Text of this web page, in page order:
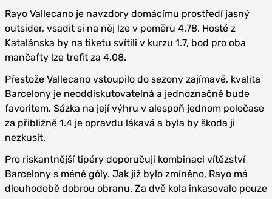
Rayo Vallecano je navzdory domácímu prostředí jasný
outsider, vsadit si na něj lze v poměru 4.78. Hosté z
Katalánska by na tiketu svítili v kurzu 1.7, bod pro oba
mančafty lze trefit za 4.08.
Přestože Vallecano vstoupilo do sezony zajímavě, kvalita
Barcelony je neoddiskutovatelná a jednoznačně bude
favoritem. Sázka na její výhru v alespoň jednom poločase
za přibližně 1.4 je opravdu lákavá a byla by škoda ji
nezkusit.
Pro riskantnější tipéry doporučuji kombinaci vítězství
Barcelony s méně góly. Jak již bylo zmíněno, Rayo má
dlouhodobě dobrou obranu. Za dvě kola inkasovalo pouze